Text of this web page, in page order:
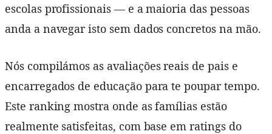
escolas profissionais — e a maioria das pessoas
anda a navegar isto sem dados concretos na mão.
Nós compilámos as avaliações reais de pais e
encarregados de educação para te poupar tempo.
Este ranking mostra onde as famílias estão
realmente satisfeitas, com base em ratings do